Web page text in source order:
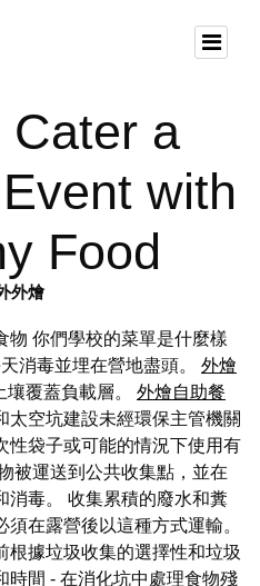
Cater a
with
Food
外燴
物 你們學校的菜單是什麼樣
消毒並埋在營地盡頭。 外燴
壤覆蓋負載層。 外燴自助餐
太空坑建設未經環保主管機關
性袋子或可能的情況下使用有
被運送到公共收集點，並在
消毒。 收集累積的廢水和糞
在露營後以這種方式運輸。
根據垃圾收集的選擇性和垃圾
時間 - 在消化坑中處理食物殘